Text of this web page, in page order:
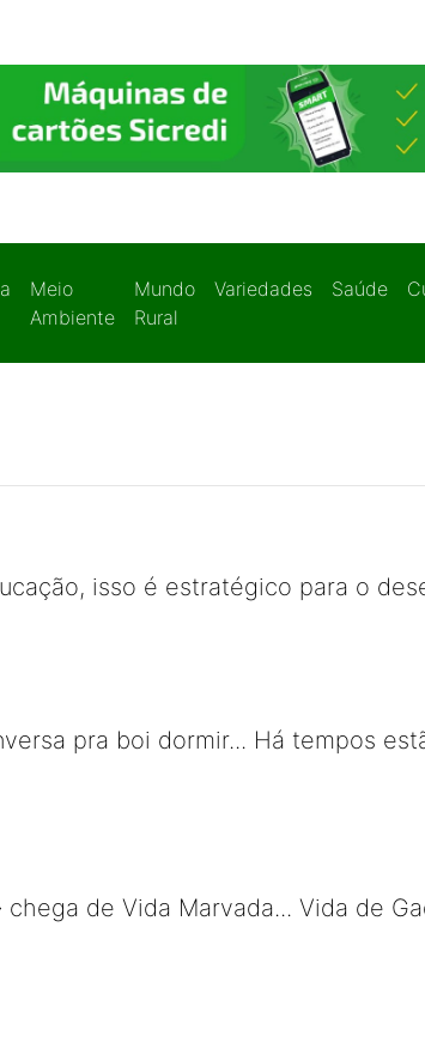
Meio
Ambiente
Mundo
Rural
Variedades Saúde
isso é estratégico para o
pra boi dormir... Há tempos
de Vida Marvada... Vida de